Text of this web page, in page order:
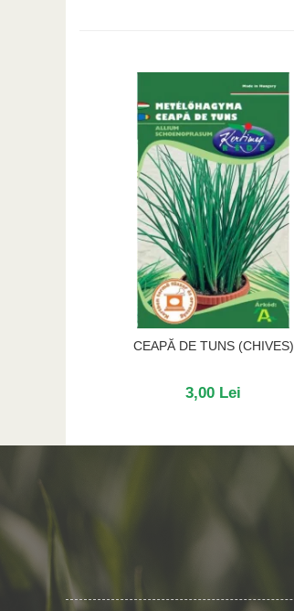
CEAPĂ DE TUNS (CHIVES)
3,00 Lei